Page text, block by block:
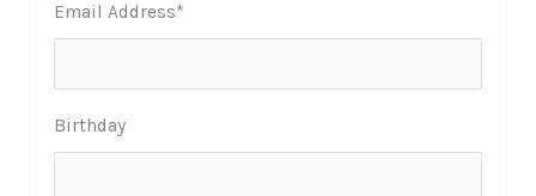
Email Address*
Birthday